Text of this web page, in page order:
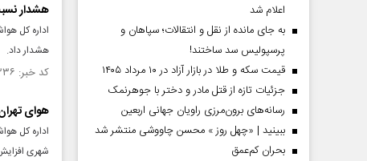
هشدار
هشدار داد.
کد خبر: ۱۵۳۷۳۳۶ تاریخ انتشار : ۱۴۰۴/۱۰/۱۴
هوای
شهری
اعلام شد
به جای مانده از نقل و انتقالات؛ سپاهان و
پرسپولیس سد ساختند!
قیمت سکه و طلا در بازار آزاد در ۱۰ مرداد ۱۴۰۵
جزئیات تازه از قتل مادر و دختر با جوهرنمک
رسانه‌های برون‌مرزی راویان جهانی اربعین
ببینید | «چهل روز » محسن چاووشی منتشر شد
بحران کم‌عمق